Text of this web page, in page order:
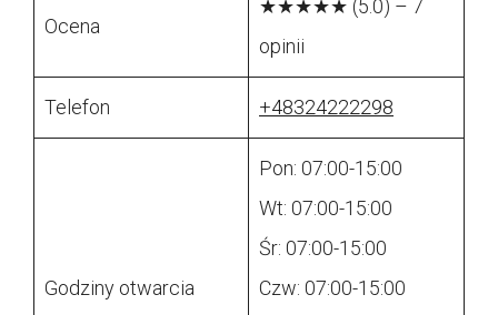
Ocena
★★★★★ (5.0) – 7
opinii
Telefon +48324222298
Godziny otwarcia
Pon: 07:00-15:00
Wt: 07:00-15:00
Śr: 07:00-15:00
Czw: 07:00-15:00